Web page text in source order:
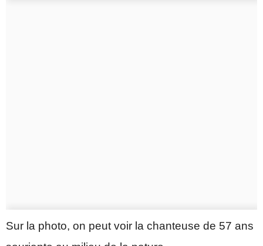
Sur la photo, on peut voir la chanteuse de 57 ans